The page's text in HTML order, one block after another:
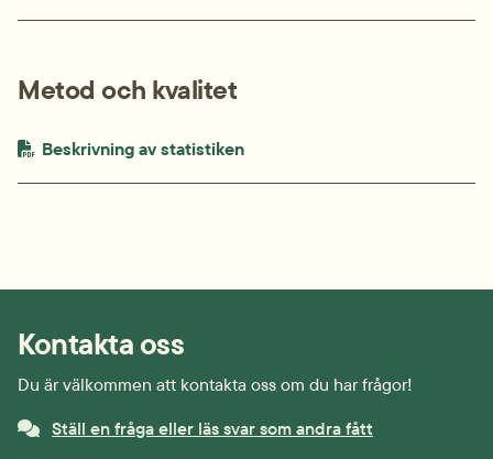
Metod och kvalitet
PDF-fil.
Beskrivning av statistikenpdf, 162.4 kB.
Kontakta oss
Du är välkommen att kontakta oss om du har frågor!
Ställ en fråga eller läs svar som andra fått